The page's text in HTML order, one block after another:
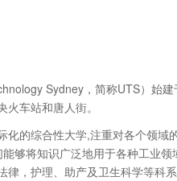
Sydney，简称UTS）始
车站和唐人街。
化的综合性大学,注重对各个领
够将知识广泛地用于各种工业
律，护理、助产及卫生科学等科